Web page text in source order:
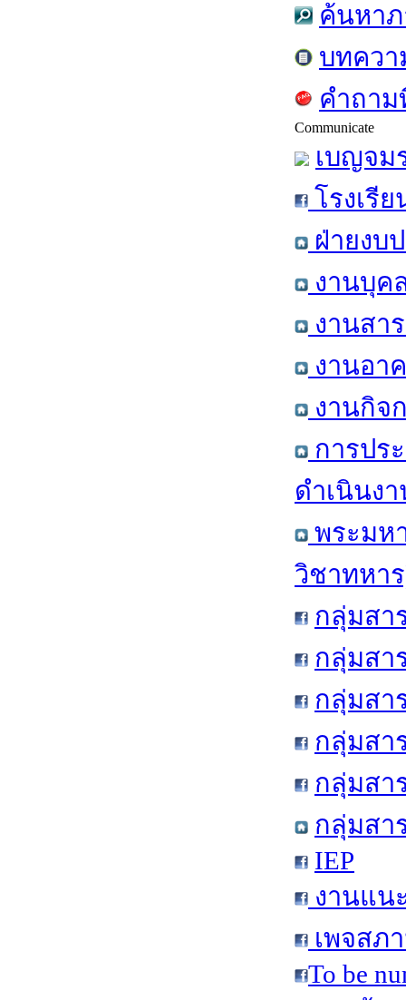
ค้นหาภ
บทควา
คำถา
Communicate
เบญจม
โรงเรี
ฝ่ายงบ
งานบุค
งานสา
งานอา
งานกิจ
การปร
ดำเนินง
พระมห
วิชาทหา
กลุ่มสา
กลุ่มสา
กลุ่มสา
กลุ่มสา
กลุ่มสา
กลุ่มสา
IEP
งานแน
เพจสภ
To be